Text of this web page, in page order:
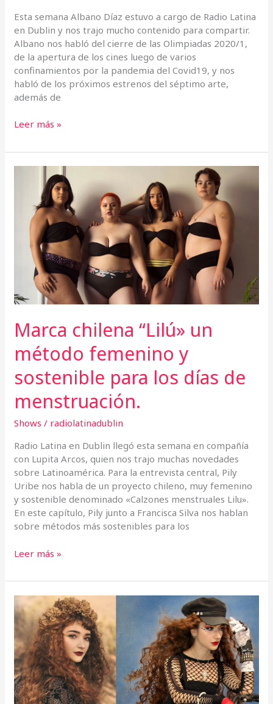
Esta semana Albano Díaz estuvo a cargo de Radio Latina
en Dublin y nos trajo mucho contenido para compartir.
Albano nos habló del cierre de las Olimpiadas 2020/1,
de la apertura de los cines luego de varios
confinamientos por la pandemia del Covid19, y nos
habló de los próximos estrenos del séptimo arte,
además de
Leer más »
Marca chilena “Lilú» un
método femenino y
sostenible para los días de
menstruación.
Shows / radiolatinadublin
Radio Latina en Dublin llegó esta semana en compañía
con Lupita Arcos, quien nos trajo muchas novedades
sobre Latinoamérica. Para la entrevista central, Pily
Uribe nos habla de un proyecto chileno, muy femenino
y sostenible denominado «Calzones menstruales Lilu».
En este capítulo, Pily junto a Francisca Silva nos hablan
sobre métodos más sostenibles para los
chilena
método
femenino
sostenible
para
los
días
menstruación.
Leer más »
Karla
Grunewaldt,
un
estilo
musical
entre
indie,
pop